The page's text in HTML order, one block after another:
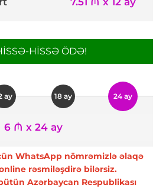
HISSƏ ÖDƏ!
ay 18 ay 24 ay
6 ₼ x 24 ay
WhatsApp nömrəmizlə əlaqə
rəsmiləşdirə bilərsiz.
Azərbaycan Respublikası